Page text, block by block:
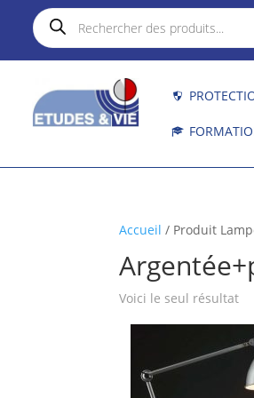
Recherche
de
produits
Accueil / Produit
Voici le seul résultat